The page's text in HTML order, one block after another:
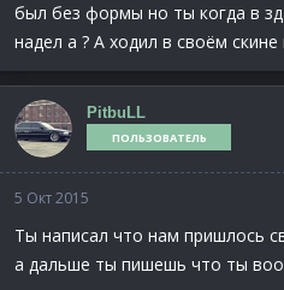
был без формы но ты когда в
надел а ? А ходил в своём
PitbuLL
ПОЛЬЗОВАТЕЛЬ
5 Окт 2015
Ты написал что нам пришлось
а дальше ты пишешь что ты